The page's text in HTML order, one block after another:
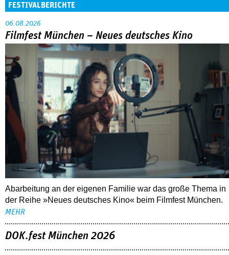
FESTIVALBERICHTE
06.08.2026
Filmfest München – Neues deutsches Kino
Abarbeitung an der eigenen Familie war das große Thema in
der Reihe »Neues deutsches Kino« beim Filmfest München.
MEHR
DOK.fest München 2026